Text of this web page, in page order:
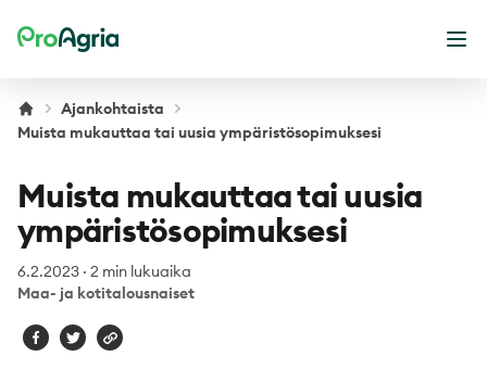
ProAgria
Ajankohtaista
Muista mukauttaa tai uusia ympäristösopimuksesi
Muista mukauttaa tai uusia
ympäristösopimuksesi
6.2.2023 · 2 min lukuaika
Maa- ja kotitalousnaiset